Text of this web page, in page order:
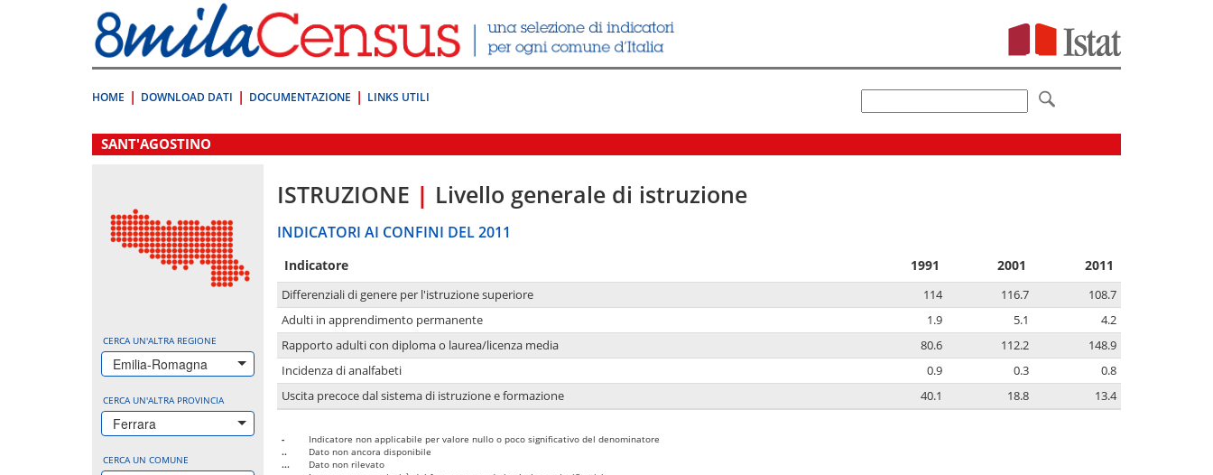
direttamente
a:
Contenuto
HOME DOWNLOAD DATI DOCUMENTAZIONE LINKS UTILI
.
SANT'AGOSTINO
CERCA UN'ALTRA REGIONE
Emilia-Romagna
CERCA UN'ALTRA PROVINCIA
Ferrara
CERCA UN COMUNE
ISTRUZIONE | Livello generale di istruzione
INDICATORI AI CONFINI DEL 2011
Indicatore 1991 2001 2011
Differenziali di genere per l'istruzione superiore 114 116.7
108.7
Adulti in apprendimento permanente
1.9 5.1
4.2
Rapporto adulti con diploma o laurea/licenza media
80.6 112.2
148.9
Incidenza di analfabeti
0.9 0.3
0.8
Uscita precoce dal sistema di istruzione e formazione
40.1 18.8 13.4
-
Indicatore non applicabile per valore nullo o poco significativo del denominatore
..
Dato non ancora disponibile
...
Dato non rilevato